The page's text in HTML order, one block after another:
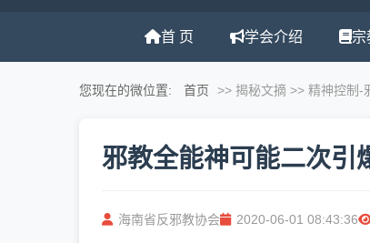
首 页 学会介绍 宗
您现在的微位置: 首页 >> 揭秘文摘 >> 精神控制-
邪教全能神可能二次引
海南省反邪教协会 2020-06-01 08:43:36